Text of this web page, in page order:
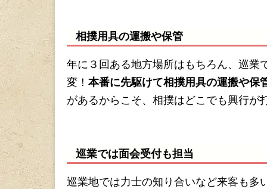
相撲用具の運搬や保管
年に３回ある地方場所はもちろん、巡業
変！ 本番に先駆けて相撲用具の運搬や保
があるからこそ、相撲はどこでも興行が
巡業では面会受付も担当
巡業地では力士の知り合いなど来客も多